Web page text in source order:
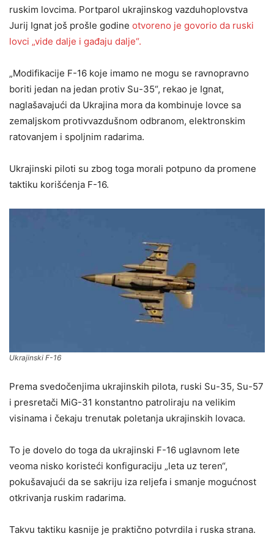
ruskim lovcima. Portparol ukrajinskog vazduhoplovstva
Jurij Ignat još prošle godine otvoreno je govorio da ruski
lovci „vide dalje i gađaju dalje“.
„Modifikacije F-16 koje imamo ne mogu se ravnopravno
boriti jedan na jedan protiv Su-35“, rekao je Ignat,
naglašavajući da Ukrajina mora da kombinuje lovce sa
zemaljskom protivvazdušnom odbranom, elektronskim
ratovanjem i spoljnim radarima.
Ukrajinski piloti su zbog toga morali potpuno da promene
taktiku korišćenja F-16.
Ukrajinski F-16
Prema svedočenjima ukrajinskih pilota, ruski Su-35, Su-57
i presretači MiG-31 konstantno patroliraju na velikim
visinama i čekaju trenutak poletanja ukrajinskih lovaca.
To je dovelo do toga da ukrajinski F-16 uglavnom lete
veoma nisko koristeći konfiguraciju „leta uz teren“,
pokušavajući da se sakriju iza reljefa i smanje mogućnost
otkrivanja ruskim radarima.
Takvu taktiku kasnije je praktično potvrdila i ruska strana.